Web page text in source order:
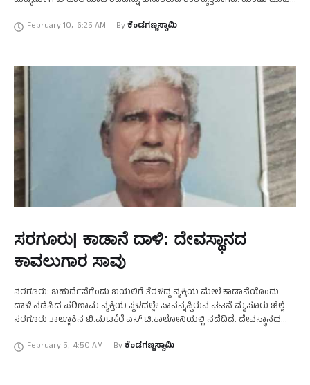
February 10, 6:25 AM By ಕೆಂಡಗಣ್ಣಸ್ವಾಮಿ
ಸರಗೂರು| ಕಾಡಾನೆ ದಾಳಿ: ದೇವಸ್ಥಾನದ
ಕಾವಲುಗಾರ ಸಾವು
ಸರಗೂರು: ಬಹುರ್ದೆಸೆಗೆಂದು ಬಯಲಿಗೆ ತೆರಳಿದ್ದ ವ್ಯಕ್ತಿಯ ಮೇಲೆ ಕಾಡಾನೆಯೊಂದು
ದಾಳಿ ನಡೆಸಿದ ಪರಿಣಾಮ ವ್ಯಕ್ತಿಯ ಸ್ಥಳದಲ್ಲೇ ಸಾವನ್ನಪ್ಪಿರುವ ಘಟನೆ ಮೈಸೂರು ಜಿಲ್ಲೆ
ಸರಗೂರು ತಾಲ್ಲೂಕಿನ ಬಿ.ಮಟಕೆರೆ ಎಸ್‌.ಟಿ.ಕಾಲೋನಿಯಲ್ಲಿ ನಡೆದಿದೆ. ದೇವಸ್ಥಾನದ
ಬೆಳಗಿನ ಜಾವ …
February 5, 4:50 AM By ಕೆಂಡಗಣ್ಣಸ್ವಾಮಿ